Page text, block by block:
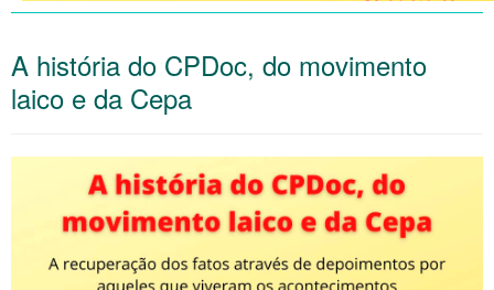
A história do CPDoc, do movimento
laico e da Cepa